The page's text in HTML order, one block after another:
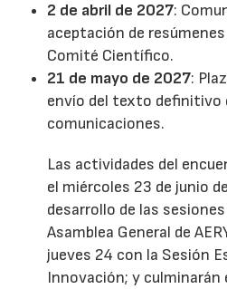
2 de abril de 2027:
aceptación de
Comité Científico.
21 de mayo de 2027:
envío del texto definitivo
comunicaciones.
Las actividades del
el miércoles 23 de junio
desarrollo de las
Asamblea General de
jueves 24 con la Sesión
Innovación; y culminarán